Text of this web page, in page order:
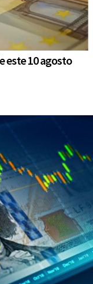
este 10 agosto